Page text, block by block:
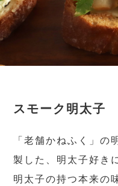
スモーク明太子
「老舗かねふく」の
製した、明太子好き
明太子の持つ本来の